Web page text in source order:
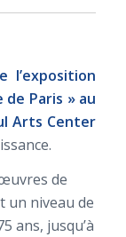
l’exposition
de Paris » au
Arts Center
de
un niveau de
ans, jusqu’à